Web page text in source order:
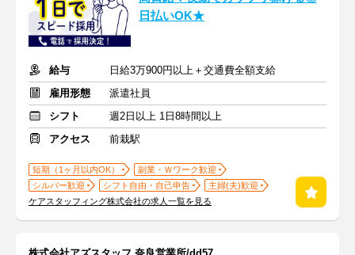
日払いOK★
給与
日給3万900円以上＋交通費全額支給
雇用形態
派遣社員
シフト
週2日以上 1日8時間以上
アクセス
前栽駅
短期（1ヶ月以内OK）
副業・Ｗワーク歓迎
シルバー歓迎
シフト自由・自己申告
主婦(夫)歓迎
ケアスタッフィング株式会社の求人一覧を見る